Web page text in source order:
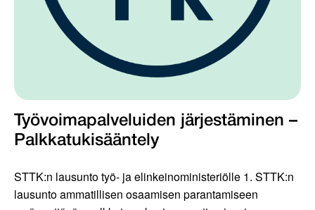
Työvoimapalveluiden järjestäminen –
Palkkatukisääntely
STTK:n lausunto työ- ja elinkeinoministeriölle 1. STTK:n
lausunto ammatillisen osaamisen parantamiseen